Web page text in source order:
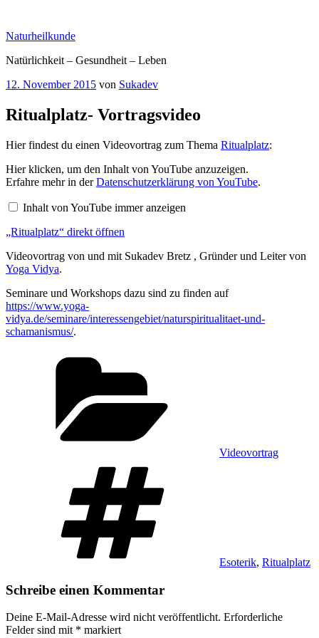
springen
Naturheilkunde
Natürlichkeit – Gesundheit – Leben
Veröffentlicht
12. November 2015 von Sukadev
Ritualplatz- Vortragsvideo
Hier findest du einen Videovortrag zum Thema Ritualplatz:
„Ritualplatz“
von
YouTube
Hier klicken, um den Inhalt von YouTube anzuzeigen.
Erfahre mehr in derDatenschutzerklärung von YouTube.
Inhalt von YouTube immer anzeigen
„Ritualplatz“ direkt öffnen
Videovortrag von und mit Sukadev Bretz , Gründer und Leiter von
Yoga Vidya.
Seminare und Workshops dazu sind zu finden auf
https://www.yoga-
vidya.de/seminare/interessengebiet/naturspiritualitaet-und-
schamanismus/.
Videovortrag
Esoterik, Ritualplatz
Schreibe einen Kommentar
Deine E-Mail-Adresse wird nicht veröffentlicht. Erforderliche
Felder sind mit * markiert